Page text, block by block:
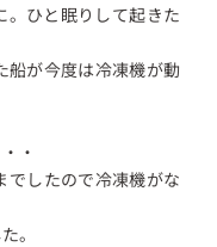
。ひと眠りして起きた
船が今度は冷凍機が動
・
でしたので冷凍機がな
。